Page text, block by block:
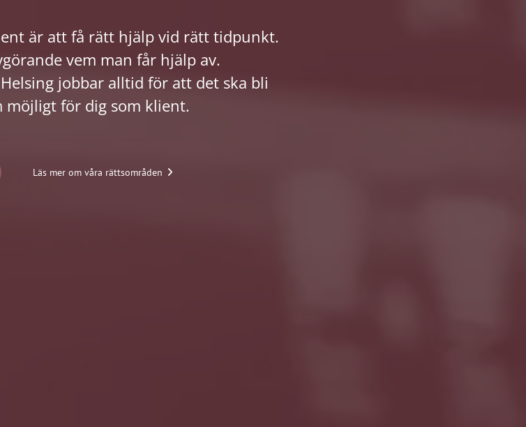
är att få rätt hjälp vid rätt tidpunkt.
vem man får hjälp av.
jobbar alltid för att det ska bli
möjligt för dig som klient.
Läs mer om våra rättsområden